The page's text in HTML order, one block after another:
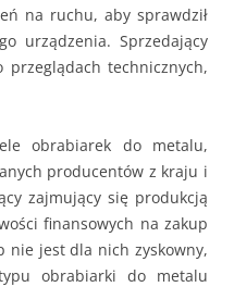
na ruchu, aby sprawdził
urządzenia. Sprzedający
technicznych,
obrabiarek do metalu,
producentów z kraju i
zajmujący się produkcją
finansowych na zakup
nie jest dla nich zyskowny,
obrabiarki do metalu